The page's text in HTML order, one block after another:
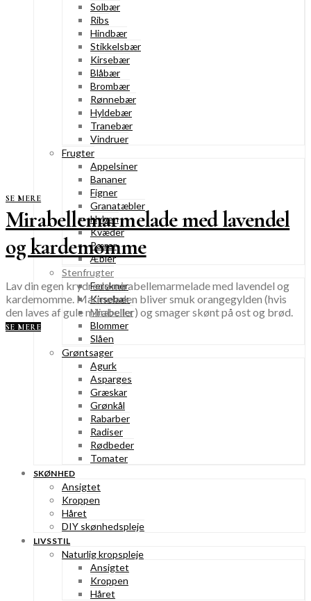
Solbær
Ribs
Hindbær
Stikkelsbær
Kirsebær
Blåbær
Brombær
Rønnebær
Hyldebær
Tranebær
Vindruer
Frugter
Appelsiner
Bananer
Figner
Granatæbler
Hyben
Kvæder
Pærer
Æbler
Stenfrugter
Ferskner
Kirsebær
Mirabeller
Blommer
Slåen
Grøntsager
Agurk
Asparges
Græskar
Grønkål
Rabarber
Radiser
Rødbeder
Tomater
SKØNHED
Ansigtet
Kroppen
Håret
DIY skønhedspleje
LIVSSTIL
Naturlig kropspleje
Ansigtet
Kroppen
Håret
SE MERE
Mirabellemarmelade med lavendel
og kardemomme
Lav din egen krydrede mirabellemarmelade med lavendel og
kardemomme. Marmeladen bliver smuk orangegylden (hvis
den laves af gule mirabeller) og smager skønt på ost og brød.
SE MERE